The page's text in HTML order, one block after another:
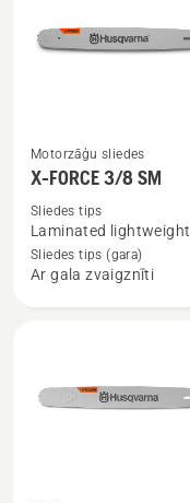
Skatīt
vairāk
par
FORCE
Motorzāģu sliedes
X-FORCE 3/8 SM
Sliedes tips
Laminated lightweight
Sliedes tips (gara)
Ar gala zvaigznīti